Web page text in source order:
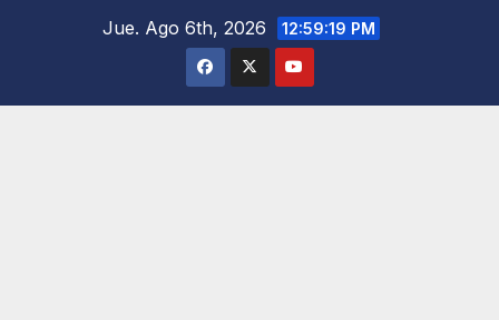
Jue. Ago 6th, 2026 12:59:20 PM